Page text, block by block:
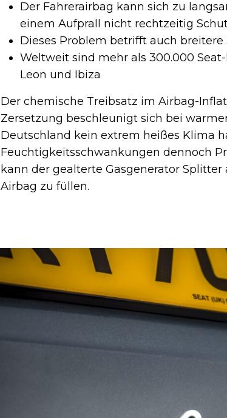
Der Fahrerairbag kann sich zu
einem Aufprall nicht rechtzeitig
Dieses Problem betrifft auch breitere
Weltweit sind mehr als 300.000
Leon und Ibiza
Der chemische Treibsatz im Airbag-
Zersetzung beschleunigt sich bei
Deutschland kein extrem heißes Klima
Feuchtigkeitsschwankungen dennoch
kann der gealterte Gasgenerator
Airbag zu füllen.